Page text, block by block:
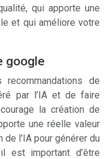
qui apporte une
et qui améliore votre
google
de
par l’IA et de faire
la création de
une réelle valeur
de l’IA pour générer du
est important d’être